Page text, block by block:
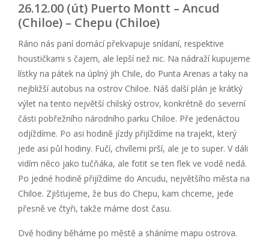
26.12.00 (út) Puerto Montt – Ancud
(Chiloe) – Chepu (Chiloe)
Ráno nás paní domácí překvapuje snídaní, respektive
houstičkami s čajem, ale lepší než nic. Na nádraží kupujeme
lístky na pátek na úplný jih Chile, do Punta Arenas a taky na
nejbližší autobus na ostrov Chiloe. Náš další plán je krátký
výlet na tento největší chilský ostrov, konkrétně do severní
části pobřežního národního parku Chiloe. Pře jedenáctou
odjíždíme. Po asi hodině jízdy přijíždíme na trajekt, který
jede asi půl hodiny. Fučí, chvílemi prší, ale je to super. V dáli
vidím něco jako tučňáka, ale fotit se ten flek ve vodě nedá.
Po jedné hodině přijíždíme do Ancudu, největšího města na
Chiloe. Zjišťujeme, že bus do Chepu, kam chceme, jede
přesně ve čtyři, takže máme dost času.
Dvě hodiny běháme po městě a sháníme mapu ostrova.